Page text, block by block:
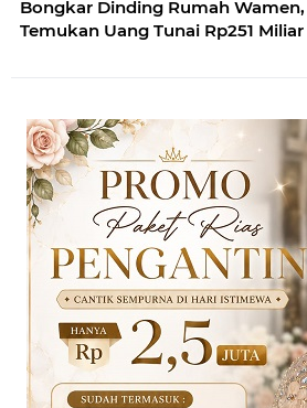
Bongkar Dinding Rumah
Temukan Uang Tunai Rp251